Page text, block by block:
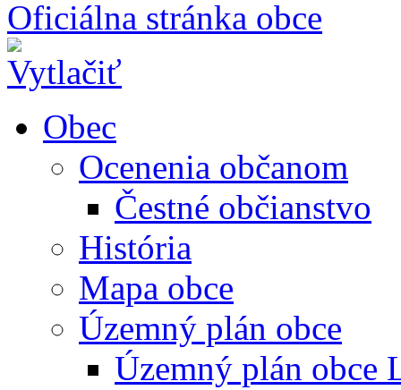
Oficiálna stránka obce
Obec
Ocenenia občanom
Čestné občianstvo
História
Mapa obce
Územný plán obce
Územný plán obce